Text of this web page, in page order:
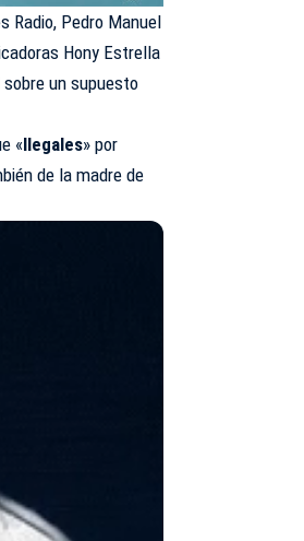
Radio, Pedro Manuel
Hony Estrella
un supuesto
«Ilegales» por
de la madre de